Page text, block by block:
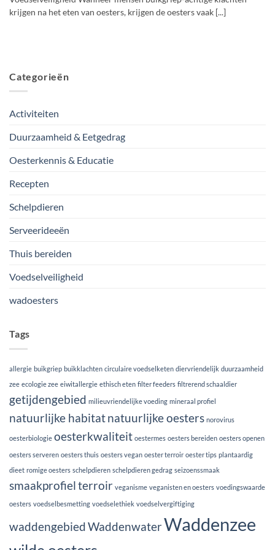
krijgen na het eten van oesters, krijgen de oesters vaak [...]
Categorieën
Activiteiten
Duurzaamheid & Eetgedrag
Oesterkennis & Educatie
Recepten
Schelpdieren
Serveerideeën
Thuis bereiden
Voedselveiligheid
wadoesters
Tags
allergie buikgriep buikklachten circulaire voedselketen diervriendelijk duurzaamheid
zee ecologie zee eiwitallergie ethisch eten filter feeders filtrerend schaaldier
getijdengebied milieuvriendelijke voeding mineraal profiel
natuurlijke habitatnatuurlijke oesters norovirus
oesterbiologie oesterkwaliteit oestermes oesters bereiden oesters openen
oesters serveren oesters thuis oesters vegan oester terroir oester tips plantaardig
dieet romige oesters schelpdieren schelpdieren gedrag seizoenssmaak
smaakprofielterroir veganisme veganisten en oesters voedingswaarde
oesters voedselbesmetting voedselethiek voedselvergiftiging
waddengebiedWaddenwaterWaddenzee